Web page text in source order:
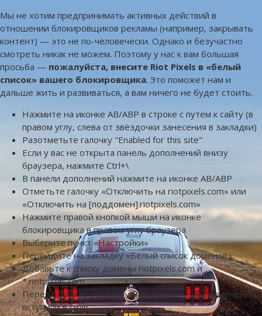
Мы не хотим предпринимать активных действий в
отношении блокировщиков рекламы (например, закрывать
контент) — это не по-человечески. Однако и безучастно
смотреть никак не можем. Поэтому у нас к вам большая
просьба — пожалуйста, внесите Riot Pixels в «белый
список» вашего блокировщика. Это поможет нам и
дальше жить и развиваться, а вам ничего не будет стоить.
Нажмите на иконке AB/ABP в строке с путём к сайту (в
правом углу, слева от звёздочки занесения в закладки)
Разотметьте галочку "Enabled for this site"
Если у вас не открыта панель дополнений внизу
браузера, нажмите Ctrl+\
В панели дополнений нажмите на иконке AB/ABP
Отметьте галочку «Отключить на riotpixels.com» или
«Отключить на [поддомен].riotpixels.com»
Нажмите правой кнопкой мыши на иконке
блокировщика в правом углу браузера
Выберите пункт «Настройки»
Перейдите на закладку «Белый список доменов»
Добавьте к списку домены riotpixels.com и
*.riotpixels.com
Перезагрузите страницу Riot Pixels, чтобы изменения
вступили в силу